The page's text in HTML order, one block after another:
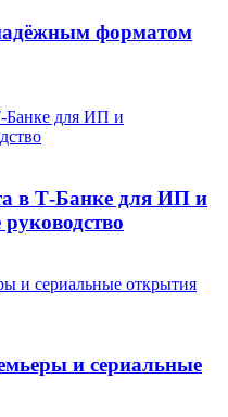
форматом
в Т-Банке для ИП и
и сериальные